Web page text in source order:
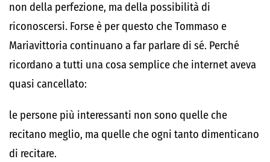
non della perfezione, ma della possibilità di
riconoscersi. Forse è per questo che Tommaso e
Mariavittoria continuano a far parlare di sé. Perché
ricordano a tutti una cosa semplice che internet aveva
quasi cancellato:
le persone più interessanti non sono quelle che
recitano meglio, ma quelle che ogni tanto dimenticano
di recitare.